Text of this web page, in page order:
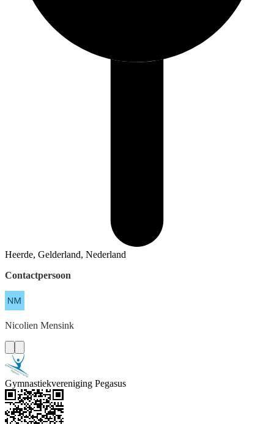
Heerde, Gelderland, Nederland
Contactpersoon
Nicolien Mensink
Gymnastiekvereniging Pegasus